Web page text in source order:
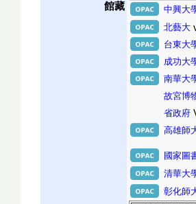
館藏 中興大
北藝大
台東大
成功大
南華大
故宮博
省政府
高雄師
國家圖
清華大
彰化師